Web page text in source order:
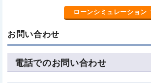
ローンシミュレーション
お問い合わせ
電話でのお問い合わせ